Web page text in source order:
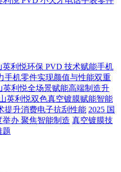
利悦环保 PVD 技术赋能手机
手机零件实现颜值与性能双重
利悦全场景赋能高端制造升
英利悦双色真空镀膜赋能智能
提升消费电子抗刮性能 2025 国
办 聚焦智能制造 真空镀膜技
题